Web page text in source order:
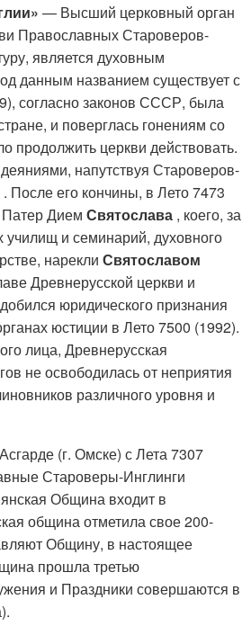
— Высший церковный орган
Православных Староверов-
является духовным
данным названием существует с
согласно законов СССР, была
и поверглась гонениям со
церкви действовать.
напутствуя Староверов-
. После его кончины, в Лето 7473
Патер Дием Святослава , коего, за
и семинарий, духовного
нарекли Святославом
Древнерусской церкви и
юридического признания
юстиции в Лето 7500 (1992).
лица, Древнерусская
не освободилась от неприятия
различного уровня и
(г. Омске) с Лета 7307
Староверы-Инглинги
Община входит в
община отметила свое 200-
Общину, в настоящее
прошла третью
и Праздники совершаются в